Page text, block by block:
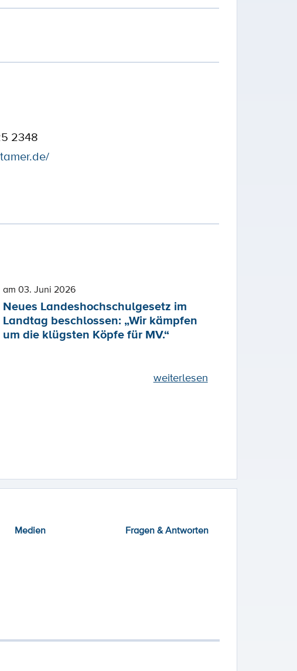
2348
am 03. Juni 2026
Neues Landeshochschulgesetz im
Landtag beschlossen: „Wir kämpfen
um die klügsten Köpfe für MV.“
weiterlesen
Medien Fragen & Antworten